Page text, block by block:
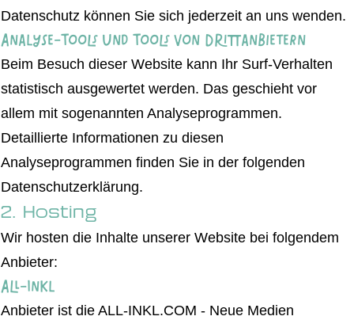
Datenschutz können Sie sich jederzeit an uns wenden.
Analyse-Tools und Tools von Dritt­anbietern
Beim Besuch dieser Website kann Ihr Surf-Verhalten
statistisch ausgewertet werden. Das geschieht vor
allem mit sogenannten Analyseprogrammen.
Detaillierte Informationen zu diesen
Analyseprogrammen finden Sie in der folgenden
Datenschutzerklärung.
2. Hosting
Wir hosten die Inhalte unserer Website bei folgendem
Anbieter:
All-Inkl
Anbieter ist die ALL-INKL.COM - Neue Medien